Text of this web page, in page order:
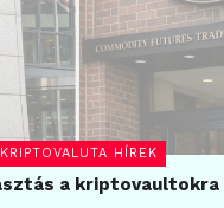
KRIPTOVALUTA HÍREK
a kriptovaultokra